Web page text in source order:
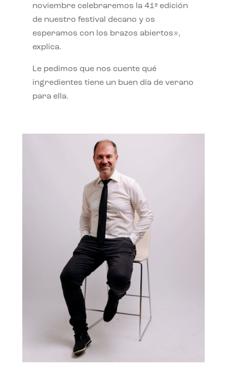
noviembre celebraremos la 41ª edición
de nuestro festival decano y os
esperamos con los brazos abiertos»,
explica.
Le pedimos que nos cuente qué
ingredientes tiene un buen día de verano
para ella.